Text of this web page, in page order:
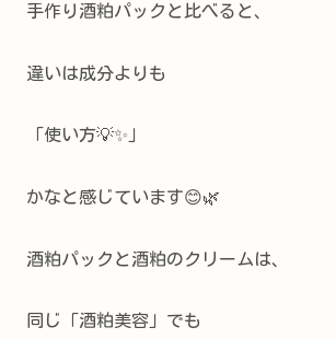
手作り酒粕パックと比べると、
違いは成分よりも
「使い方💡✨」
かなと感じています😊🌿
酒粕パックと酒粕のクリームは、
同じ「酒粕美容」でも